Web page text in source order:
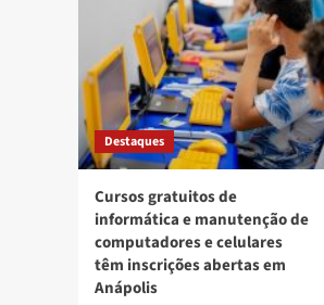
Destaques
Cursos gratuitos de
informática e manutenção de
computadores e celulares
têm inscrições abertas em
Anápolis